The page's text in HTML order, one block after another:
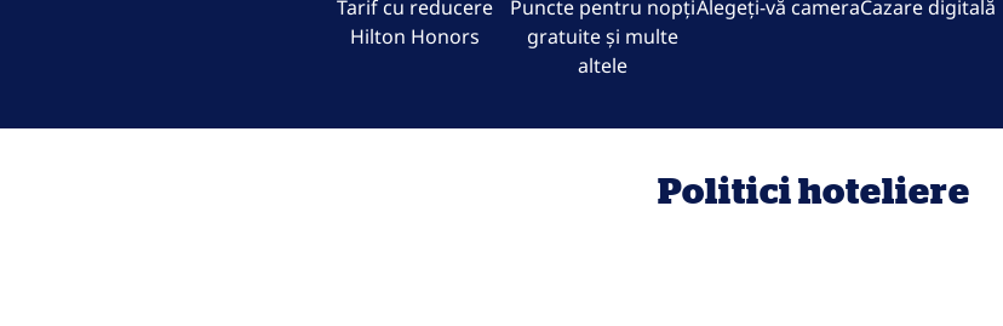
Tarif cu reducere
Hilton Honors
Puncte pentru nopți
gratuite și multe
altele
Alegeți-vă cameraCazare digitală
Politici hoteliere